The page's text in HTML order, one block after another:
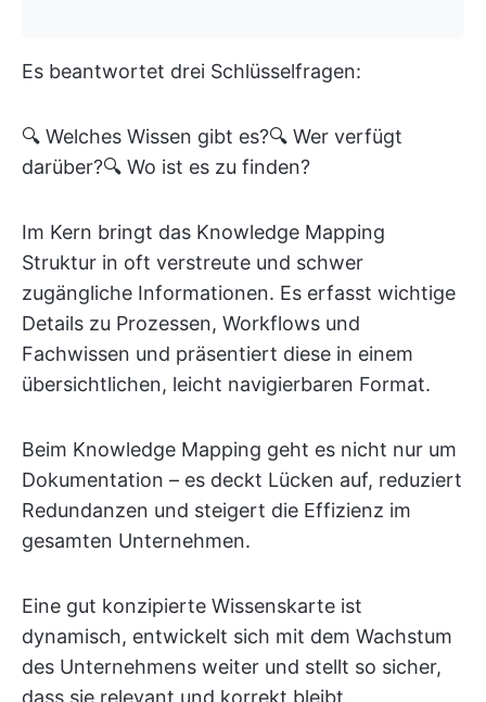
Es beantwortet drei Schlüsselfragen:
🔍 Welches Wissen gibt es?🔍 Wer verfügt
darüber?🔍 Wo ist es zu finden?
Im Kern bringt das Knowledge Mapping
Struktur in oft verstreute und schwer
zugängliche Informationen. Es erfasst wichtige
Details zu Prozessen, Workflows und
Fachwissen und präsentiert diese in einem
übersichtlichen, leicht navigierbaren Format.
Beim Knowledge Mapping geht es nicht nur um
Dokumentation – es deckt Lücken auf, reduziert
Redundanzen und steigert die Effizienz im
gesamten Unternehmen.
Eine gut konzipierte Wissenskarte ist
dynamisch, entwickelt sich mit dem Wachstum
des Unternehmens weiter und stellt so sicher,
dass sie relevant und korrekt bleibt.